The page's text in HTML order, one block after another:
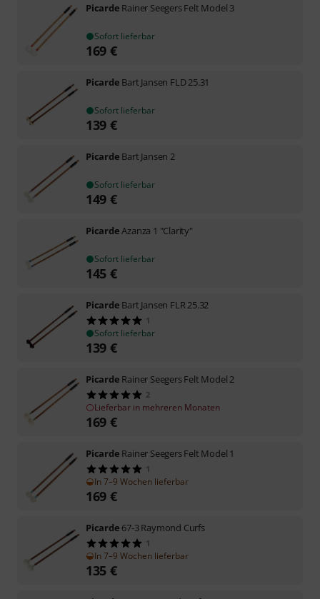
Picarde Rainer Seegers Felt Model 3
Sofort lieferbar
169 €
Picarde Bart Jansen FLD 25.31
Sofort lieferbar
139 €
Picarde Bart Jansen 2
Sofort lieferbar
149 €
PicardeAzanza 1 "Clarity"
Sofort lieferbar
145 €
Picarde Bart Jansen FLR 25.32
1
Sofort lieferbar
139 €
Picarde Rainer Seegers Felt Model 2
2
Lieferbar in mehreren Monaten
169 €
Picarde Rainer Seegers Felt Model 1
1
In 7–9 Wochen lieferbar
169 €
Picarde 67-3 Raymond Curfs
1
In 7–9 Wochen lieferbar
135 €